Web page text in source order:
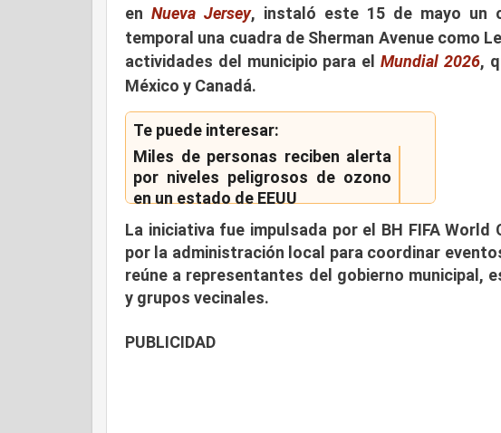
en Nueva Jersey, instaló este 15 de mayo un
temporal una cuadra de Sherman Avenue como
actividades del municipio para el Mundial 2026,
México y Canadá.
Te puede interesar:
Miles de personas reciben alerta
por niveles peligrosos de ozono
en un estado de EEUU
La iniciativa fue impulsada por el BH FIFA World
por la administración local para coordinar
reúne a representantes del gobierno municipal,
y grupos vecinales.
PUBLICIDAD